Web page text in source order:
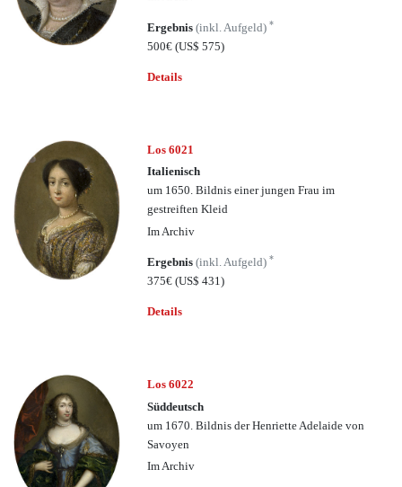
Ergebnis(inkl. Aufgeld)*
500€(US$ 575)
Details
Los 6021
Italienisch
um 1650. Bildnis einer jungen Frau im
gestreiften Kleid
Im Archiv
Ergebnis(inkl. Aufgeld)*
375€(US$ 431)
Details
Los 6022
Süddeutsch
um 1670. Bildnis der Henriette Adelaide von
Savoyen
Im Archiv